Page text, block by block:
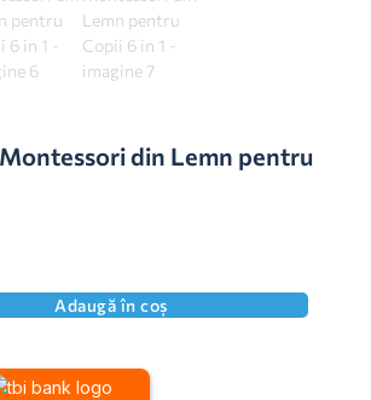
din Lemn pentru
Adaugă în coș